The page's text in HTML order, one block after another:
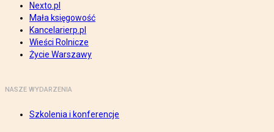
Nexto.pl
Mała księgowość
Kancelarierp.pl
Wieści Rolnicze
Życie Warszawy
NASZE WYDARZENIA
Szkolenia i konferencje